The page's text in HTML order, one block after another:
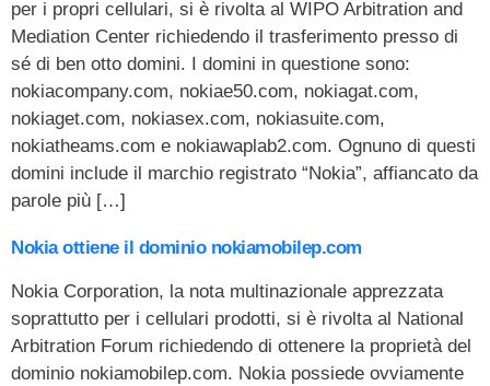
per i propri cellulari, si è rivolta al WIPO Arbitration and
Mediation Center richiedendo il trasferimento presso di
sé di ben otto domini. I domini in questione sono:
nokiacompany.com, nokiae50.com, nokiagat.com,
nokiaget.com, nokiasex.com, nokiasuite.com,
nokiatheams.com e nokiawaplab2.com. Ognuno di questi
domini include il marchio registrato “Nokia”, affiancato da
parole più […]
Nokia ottiene il dominio nokiamobilep.com
Nokia Corporation, la nota multinazionale apprezzata
soprattutto per i cellulari prodotti, si è rivolta al National
Arbitration Forum richiedendo di ottenere la proprietà del
dominio nokiamobilep.com. Nokia possiede ovviamente